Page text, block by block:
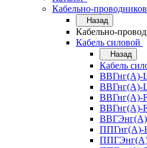
Кабельно-
Назад
Кабельно-
Кабель силовой
Назад
Кабель
ВВГнг(А)-
ВВГнг(А)-
ВВГнг(А)-
ВВГнг(А)-
ППГнг(А)-